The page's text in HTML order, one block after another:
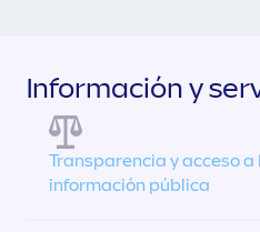
Información y
Transparencia y acceso a
información pública